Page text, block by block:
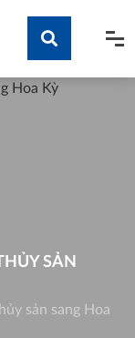
Tìm kiếm
SẢN
sản sang Hoa